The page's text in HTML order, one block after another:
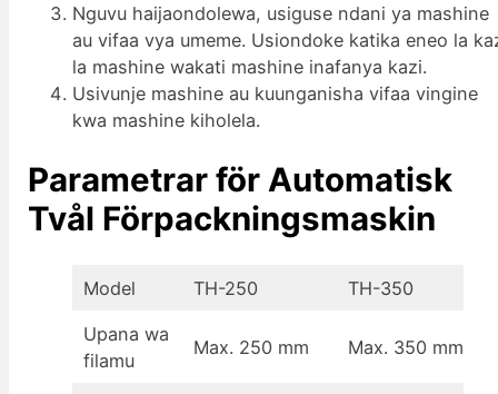
Nguvu haijaondolewa, usiguse ndani ya mashine
au vifaa vya umeme. Usiondoke katika eneo la
la mashine wakati mashine inafanya kazi.
Usivunje mashine au kuunganisha vifaa vingine
kwa mashine kiholela.
Parametrar för Automatisk
Tvål Förpackningsmaskin
Model TH-250 TH-350
Upana wa
filamu
Max. 250 mm Max. 350 mm